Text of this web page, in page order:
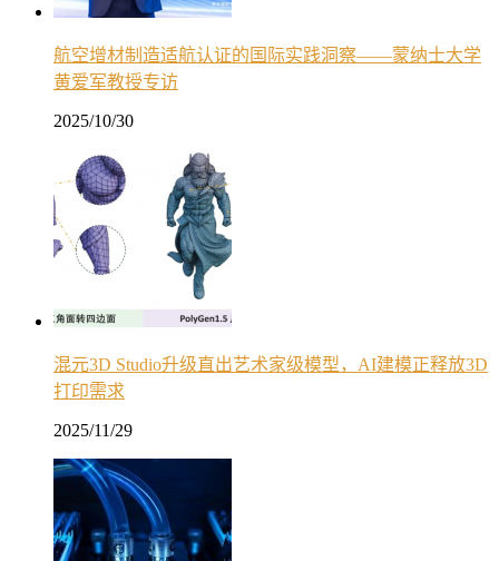
航空增材制造适航认证的国际实践洞察——蒙纳士大学
黄爱军教授专访
2025/10/30
混元3D Studio升级直出艺术家级模型，AI建模正释放3D
打印需求
2025/11/29